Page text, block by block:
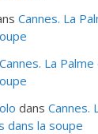
Cannes. La
Cannes. La
dans Cannes.
dans la soupe